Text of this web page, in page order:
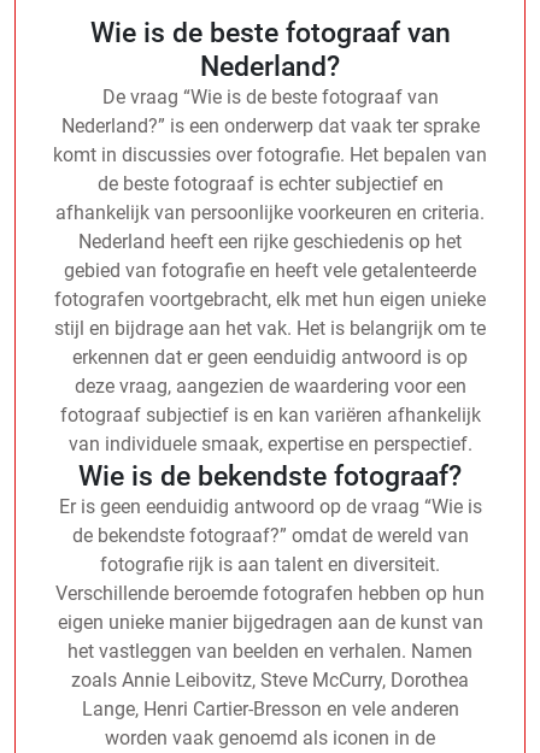
Wie is de beste fotograaf van
Nederland?
De vraag “Wie is de beste fotograaf van
Nederland?” is een onderwerp dat vaak ter sprake
komt in discussies over fotografie. Het bepalen van
de beste fotograaf is echter subjectief en
afhankelijk van persoonlijke voorkeuren en criteria.
Nederland heeft een rijke geschiedenis op het
gebied van fotografie en heeft vele getalenteerde
fotografen voortgebracht, elk met hun eigen unieke
stijl en bijdrage aan het vak. Het is belangrijk om te
erkennen dat er geen eenduidig antwoord is op
deze vraag, aangezien de waardering voor een
fotograaf subjectief is en kan variëren afhankelijk
van individuele smaak, expertise en perspectief.
Wie is de bekendste fotograaf?
Er is geen eenduidig antwoord op de vraag “Wie is
de bekendste fotograaf?” omdat de wereld van
fotografie rijk is aan talent en diversiteit.
Verschillende beroemde fotografen hebben op hun
eigen unieke manier bijgedragen aan de kunst van
het vastleggen van beelden en verhalen. Namen
zoals Annie Leibovitz, Steve McCurry, Dorothea
Lange, Henri Cartier-Bresson en vele anderen
worden vaak genoemd als iconen in de